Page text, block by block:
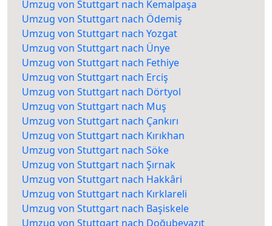
Umzug von Stuttgart nach Kemalpaşa
Umzug von Stuttgart nach Ödemiş
Umzug von Stuttgart nach Yozgat
Umzug von Stuttgart nach Ünye
Umzug von Stuttgart nach Fethiye
Umzug von Stuttgart nach Erciş
Umzug von Stuttgart nach Dörtyol
Umzug von Stuttgart nach Muş
Umzug von Stuttgart nach Çankırı
Umzug von Stuttgart nach Kırıkhan
Umzug von Stuttgart nach Söke
Umzug von Stuttgart nach Şırnak
Umzug von Stuttgart nach Hakkâri
Umzug von Stuttgart nach Kırklareli
Umzug von Stuttgart nach Başiskele
Umzug von Stuttgart nach Doğubeyazıt